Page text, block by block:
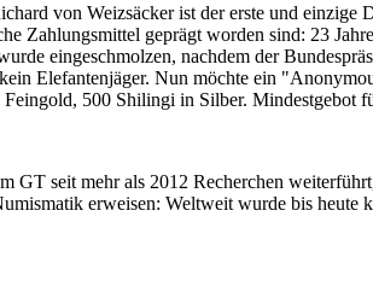
von Weizsäcker ist der erste und einzige
Zahlungsmittel geprägt worden sind: 23
eingeschmolzen, nachdem der
Elefantenjäger. Nun möchte ein
500 Shilingi in Silber.
seit mehr als 2012 Recherchen
erweisen: Weltweit wurde bis heute